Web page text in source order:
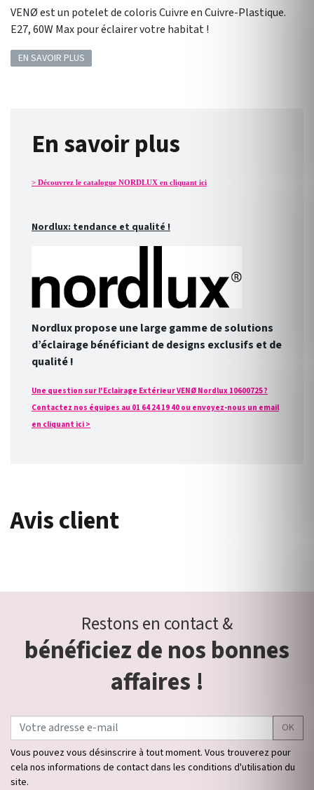
VENØ est un potelet de coloris Cuivre en Cuivre-Plastique.
E27, 60W Max pour éclairer votre habitat !
EN SAVOIR PLUS
En savoir plus
> Découvrez le catalogue NORDLUX en cliquant ici
Nordlux: tendance et qualité !
Nordlux propose une large gamme de solutions
d’éclairage bénéficiant de designs exclusifs et de
qualité !
Une question sur l'Eclairage Extérieur VENØ Nordlux 10600725 ?
Contactez nos équipes au 01 64 24 19 40 ou envoyez-nous un email
en cliquant ici >
Avis client
Restons en contact &
bénéficiez de nos bonnes
affaires !
OK
Vous pouvez vous désinscrire à tout moment. Vous trouverez pour
cela nos informations de contact dans les conditions d'utilisation du
site.